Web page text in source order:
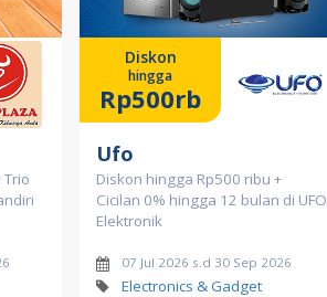
Diskon
hingga
Rp500rb
Ufo
Diskon hingga Rp500 ribu +
Cicilan 0% hingga 12 bulan di UFO
Elektronik
07 Jul 2026 s.d 30 Sep 2026
Electronics & Gadget